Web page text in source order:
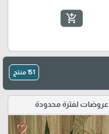
add_shopping_cart
151 منتج
عروضات لفترة محدودة
favorite_border